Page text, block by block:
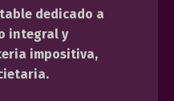
dedicado a
integral y
impositiva,